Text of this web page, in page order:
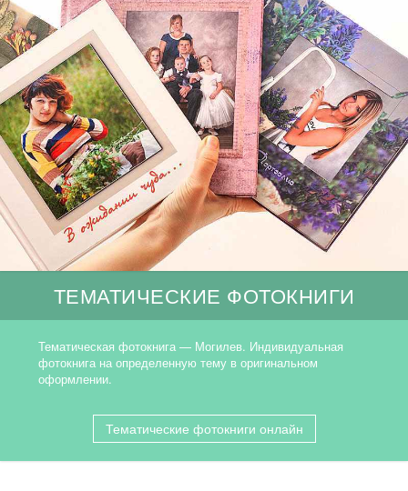
ТЕМАТИЧЕСКИЕ ФОТОКНИГИ
Тематическая фотокнига — Могилев. Индивидуальная
фотокнига на определенную тему в оригинальном
оформлении.
Тематические фотокниги онлайн